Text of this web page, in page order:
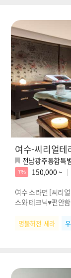
여수-씨리얼테
전남광주통합특
7% 150,000 ~
여수 소라면 [씨리
스와 테크닉♥편안
명불허전 세라